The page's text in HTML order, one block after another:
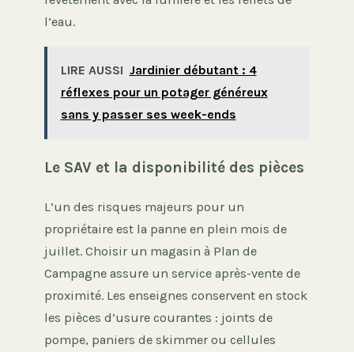
l’eau.
LIRE AUSSI Jardinier débutant : 4
réflexes pour un potager généreux
sans y passer ses week-ends
Le SAV et la disponibilité des pièces
L’un des risques majeurs pour un
propriétaire est la panne en plein mois de
juillet. Choisir un magasin à Plan de
Campagne assure un service après-vente de
proximité. Les enseignes conservent en stock
les pièces d’usure courantes : joints de
pompe, paniers de skimmer ou cellules